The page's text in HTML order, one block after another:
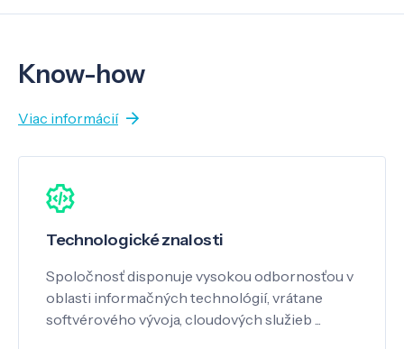
Know-how
Viac informácií
Technologické znalosti
Spoločnosť disponuje vysokou odbornosťou v
oblasti informačných technológií, vrátane
softvérového vývoja, cloudových služieb ...